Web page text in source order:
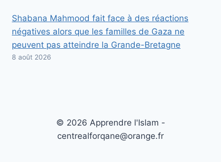
Shabana Mahmood fait face à des réactions
négatives alors que les familles de Gaza ne
peuvent pas atteindre la Grande-Bretagne
8 août 2026
© 2026 Apprendre l'Islam -
centrealforqane@orange.fr